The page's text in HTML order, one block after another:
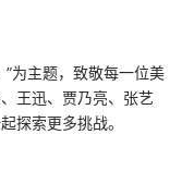
主题，致敬每一位美
王迅、贾乃亮、张艺
探索更多挑战。